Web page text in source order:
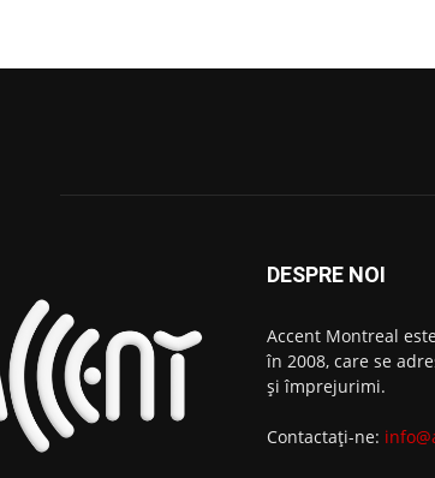
DESPRE NOI
Accent Montreal
în 2008, care se
şi împrejurimi.
Contactați-ne: